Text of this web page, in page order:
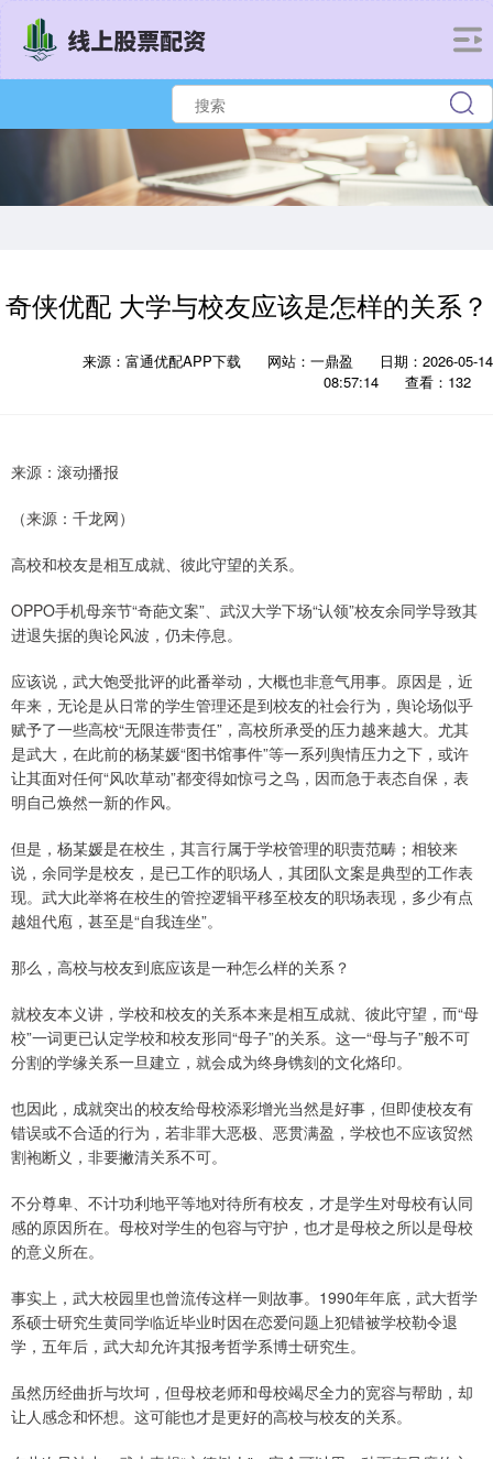
奇侠优配 大学与校友应该是怎样的关系？
来源：富通优配APP下载 网站：一鼎盈
日期：2026-05-14
08:57:14
查看：132
来源：滚动播报
（来源：千龙网）
高校和校友是相互成就、彼此守望的关系。
OPPO手机母亲节“奇葩文案”、武汉大学下场“认领”校友余同学导致其
进退失据的舆论风波，仍未停息。
应该说，武大饱受批评的此番举动，大概也非意气用事。原因是，近
年来，无论是从日常的学生管理还是到校友的社会行为，舆论场似乎
赋予了一些高校“无限连带责任”，高校所承受的压力越来越大。尤其
是武大，在此前的杨某媛“图书馆事件”等一系列舆情压力之下，或许
让其面对任何“风吹草动”都变得如惊弓之鸟，因而急于表态自保，表
明自己焕然一新的作风。
但是，杨某媛是在校生，其言行属于学校管理的职责范畴；相较来
说，余同学是校友，是已工作的职场人，其团队文案是典型的工作表
现。武大此举将在校生的管控逻辑平移至校友的职场表现，多少有点
越俎代庖，甚至是“自我连坐”。
那么，高校与校友到底应该是一种怎么样的关系？
就校友本义讲，学校和校友的关系本来是相互成就、彼此守望，而“母
校”一词更已认定学校和校友形同“母子”的关系。这一“母与子”般不可
分割的学缘关系一旦建立，就会成为终身镌刻的文化烙印。
也因此，成就突出的校友给母校添彩增光当然是好事，但即使校友有
错误或不合适的行为，若非罪大恶极、恶贯满盈，学校也不应该贸然
割袍断义，非要撇清关系不可。
不分尊卑、不计功利地平等地对待所有校友，才是学生对母校有认同
感的原因所在。母校对学生的包容与守护，也才是母校之所以是母校
的意义所在。
事实上，武大校园里也曾流传这样一则故事。1990年年底，武大哲学
系硕士研究生黄同学临近毕业时因在恋爱问题上犯错被学校勒令退
学，五年后，武大却允许其报考哲学系博士研究生。
虽然历经曲折与坎坷，但母校老师和母校竭尽全力的宽容与帮助，却
让人感念和怀想。这可能也才是更好的高校与校友的关系。